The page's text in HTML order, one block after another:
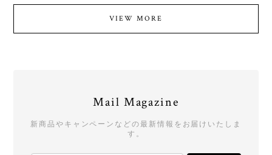
VIEW MORE
Mail Magazine
新商品やキャンペーンなどの最新情報をお届けいたしま
す。